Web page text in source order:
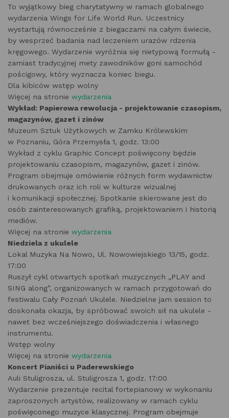
To wyjątkowy bieg charytatywny w ramach globalnego
wydarzenia Wings for Life World Run. Uczestnicy
wystartują równocześnie z biegaczami na całym świecie,
by wesprzeć badania nad leczeniem urazów rdzenia
kręgowego. Wydarzenie wyróżnia się nietypową formułą -
zamiast tradycyjnej mety zawodników goni samochód
pościgowy, który wyznacza koniec biegu.
Dla kibiców wstęp wolny
Więcej na stronie wydarzenia
Wykład: Papierowa rewolucja - projektowanie czasopism,
magazynów, gazet i zinów
Muzeum Sztuk Użytkowych w Zamku Królewskim
w Poznaniu, Góra Przemysła 1, godz. 13:00
Wykład z cyklu Graphic Concept poświęcony będzie
projektowaniu czasopism, magazynów, gazet i zinów.
Program obejmuje omówienie różnych form wydawnictw
drukowanych oraz ich roli w kulturze wizualnej
i komunikacji społecznej. Spotkanie skierowane jest do
osób zainteresowanych grafiką, projektowaniem i historią
mediów.
Więcej na stronie wydarzenia
Niedziela z ukulele
Lokal Muzyka Na Nowo, Ul. Nowowiejskiego 13/15, godz.
17:00
Ruszył cykl otwartych spotkań muzycznych „PLAY and
SING along”, organizowanych w ramach przygotowań do
festiwalu Cały Poznań Ukulele. Niedzielne jam session to
doskonała okazja, by spróbować swoich sił na ukulele -
nawet bez wcześniejszego doświadczenia i własnego
instrumentu.
Wstęp wolny
Więcej na stronie wydarzenia
Koncert Pianiści u Paderewskiego
Auli Stuligrosza, ul. Stuligrosza 1, godz. 17:00
Wydarzenie prezentuje recital fortepianowy w wykonaniu
zaproszonych artystów, realizowany w ramach cyklu
poświęconego muzyce klasycznej. Program obejmuje